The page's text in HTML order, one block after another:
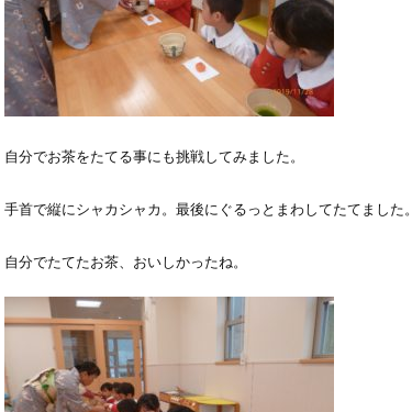
自分でお茶をたてる事にも挑戦してみました。
手首で縦にシャカシャカ。最後にぐるっとまわしてたてました。
自分でたてたお茶、おいしかったね。